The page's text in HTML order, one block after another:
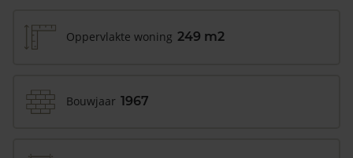
Oppervlakte woning 249 m2
Bouwjaar 1967